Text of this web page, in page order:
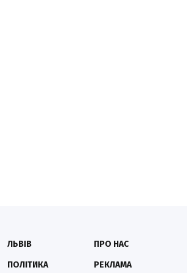
ЛЬВІВ
ПОЛІТИКА
ПРО НАС
РЕКЛАМА